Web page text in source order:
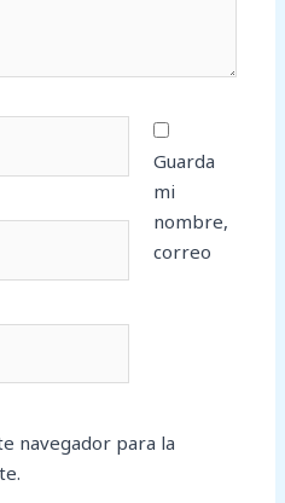
Guarda
mi
nombre,
correo
navegador para la